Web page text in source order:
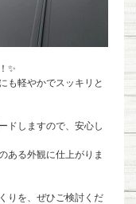
✨
も軽やかでスッキリと
ドしますので、安心し
ある外観に仕上がりま
りを、ぜひご検討くだ